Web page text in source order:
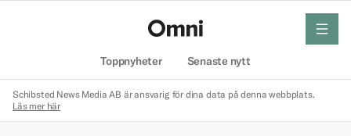
Toppnyheter Senaste nytt
meny
Schibsted News Media AB är ansvarig för dina data på denna webbplats.
Läs mer här